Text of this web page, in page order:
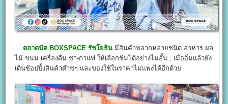
ตลาดนัด BOXSPACE รัชโยธิน มีสินค้าหลากหลายชนิด อาหาร ผล
ไม้ ขนม เครื่องดื่ม ชา-กาแฟ ให้เลือกชิมได้อย่างไม่อั้น , เมื่ออิ่มแล้วยัง
เดินช้อปปิ้งสินค้าต๊าซๆ และของใช้ในราคาไม่แพงได้อีกด้วย